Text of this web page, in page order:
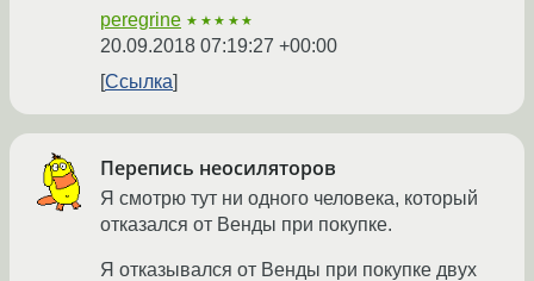
peregrine ★★★★★
20.09.2018 07:19:27 +00:00
Ссылка
Перепись неосиляторов
Я смотрю тут ни одного человека, который
отказался от Венды при покупке.
Я отказывался от Венды при покупке двух